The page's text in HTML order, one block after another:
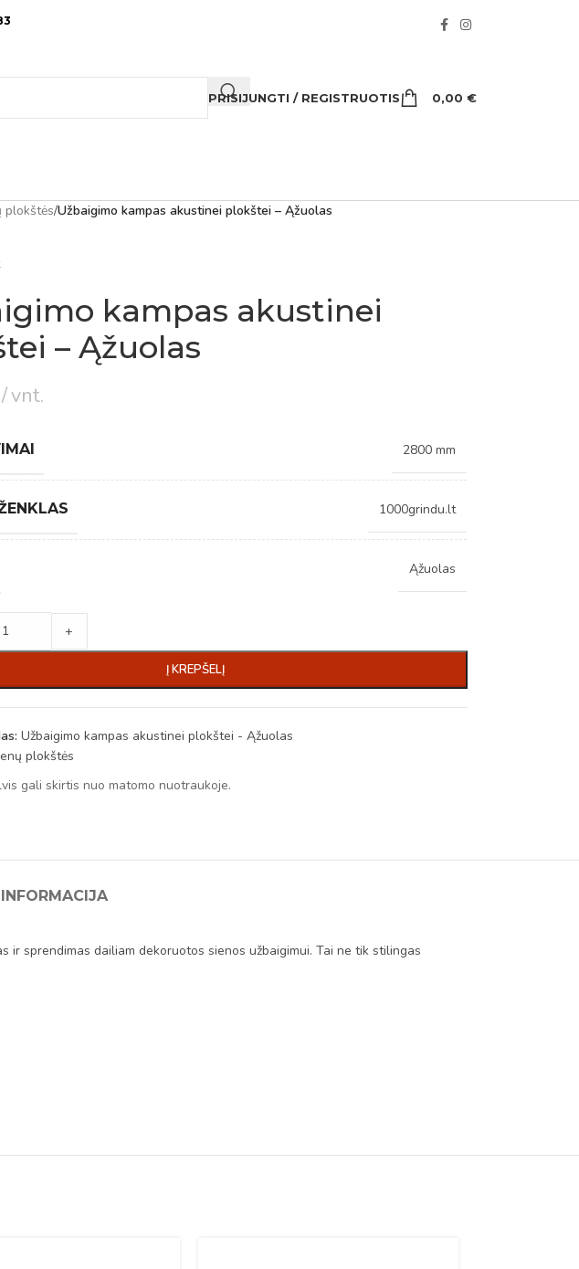
PRISIJUNGTI / REGISTRUOTIS 0,00 €
plokštės/Užbaigimo kampas akustinei plokštei – Ąžuolas
kampas akustinei
– Ąžuolas
vnt.
2800 mm
1000grindu.lt
Ąžuolas
+
Į KREPŠELĮ
Užbaigimo kampas akustinei plokštei - Ąžuolas
plokštės
gali skirtis nuo matomo nuotraukoje.
ir sprendimas dailiam dekoruotos sienos užbaigimui. Tai ne tik stilingas